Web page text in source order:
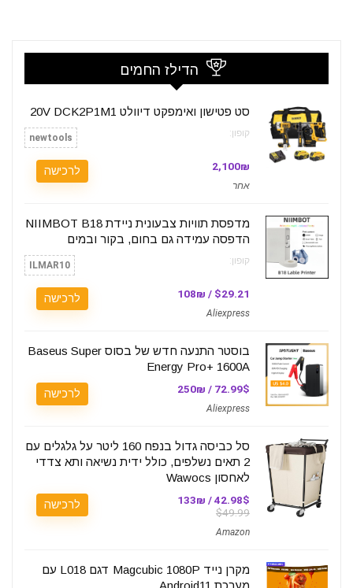
הדילז החמים
סט פטישון ואימפקט דיוולט 20V DCK2P1M1
קופון: newtools
2,100₪
אחר
לרכישה
מדפסת תוויות צבעונית ניידת NIIMBOT B18
הדפסה עמידה גם בחום, בקור ובמים
קופון: ILMAR10
$29.21 / 108₪
Aliexpress
לרכישה
בוסטר התנעה חדש של בסוס Baseus Super
Energy Pro+ 1600A
72.99$ / 250₪
Aliexpress
לרכישה
סל כביסה גדול בנפח 160 ליטר על גלגלים עם
2 תאים נשלפים, כולל ידית נשיאה ותא צדדי
לאחסון Wawocs
42.98$ / 133₪
$49.99
Amazon
לרכישה
מקרן נייד Magcubic 1080P דגם L018 עם